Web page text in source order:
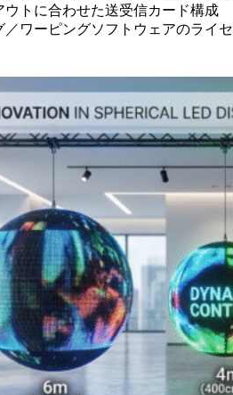
トに合わせた送受信カード構成
／ワーピングソフトウェアのライ